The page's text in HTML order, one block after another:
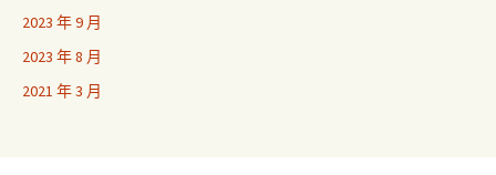
2023 年 9 月
2023 年 8 月
2021 年 3 月